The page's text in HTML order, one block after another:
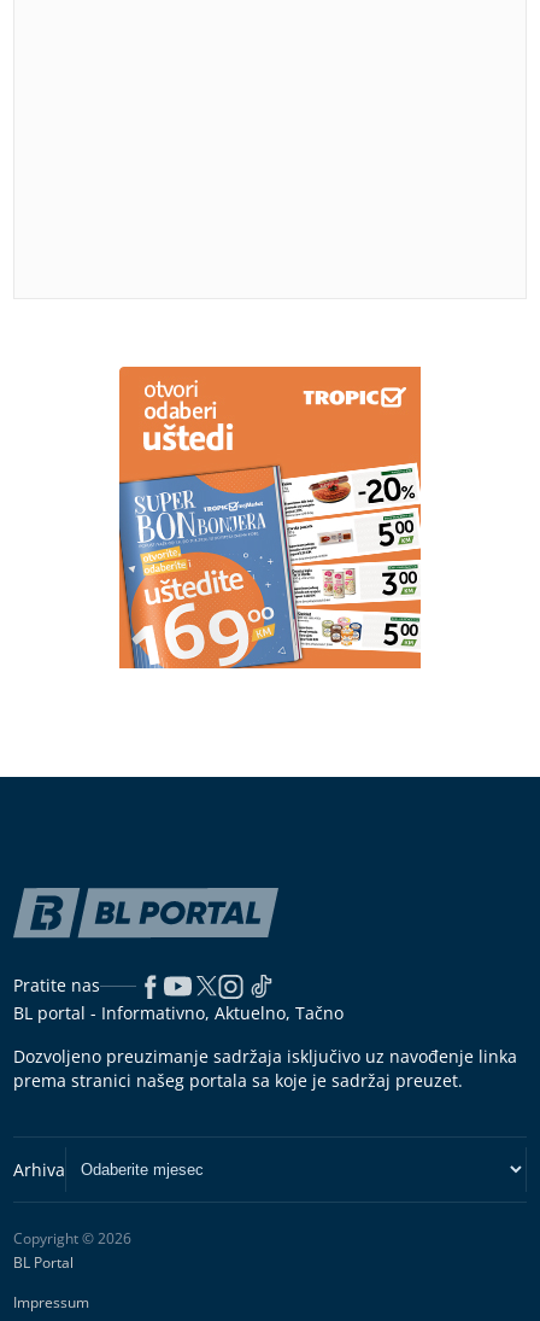
Pratite nas
BL portal - Informativno, Aktuelno, Tačno
Dozvoljeno preuzimanje sadržaja isključivo uz navođenje linka
prema stranici našeg portala sa koje je sadržaj preuzet.
Copyright © 2026
BL Portal
Impressum